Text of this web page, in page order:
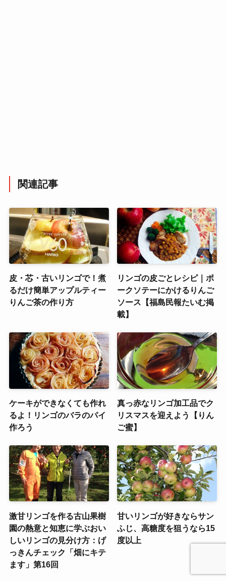
関連記事
皮・芯・古いリンゴで！煮
るだけ簡単アップルティー
りんご茶の作り方
リンゴの皮ごとレシピ｜ポ
ークソテーにかけるりんご
ソース【福島民報たいむ掲
載】
ケーキができなくても作れ
るよ！リンゴのバラのパイ
作ろう
真っ赤なリンゴ加工品でク
リスマスを迎えよう【りん
ご蜜】
激甘リンゴを作る古山果樹
園の熱意と知恵に学ぶおい
しいリンゴの見分け方：げ
っきんチェック「畑にキテ
ます」第16回
甘いリンゴが好きならサン
ふじ、高糖度を狙うなら15
度以上